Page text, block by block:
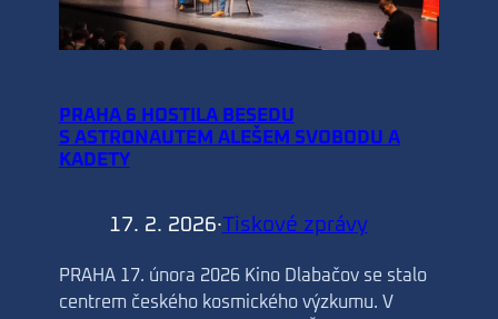
PRAHA 6 HOSTILA BESEDU
S ASTRONAUTEM ALEŠEM SVOBODU A
KADETY
17. 2. 2026·Tiskové zprávy
PRAHA 17. února 2026 Kino Dlabačov se stalo
centrem českého kosmického výzkumu. V